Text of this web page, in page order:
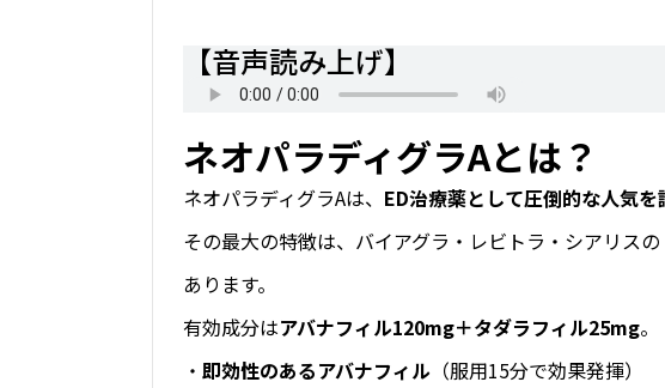
【音声読み上げ】
ネオパラディグラAとは？
ネオパラディグラAは、 ED治療薬として圧倒的な人気
その最大の特徴は、バイアグラ・レビトラ・シアリス
あります。
有効成分はアバナフィル120mg＋タダラフィル25mg。
・ 即効性のあるアバナフィル （服用15分で効果発揮）